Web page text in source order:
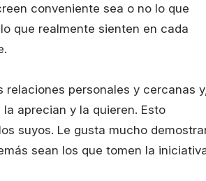
conveniente sea o no lo que
que realmente sienten en cada
personales y cercanas y,
aprecian y la quieren. Esto
suyos. Le gusta mucho
sean los que tomen la